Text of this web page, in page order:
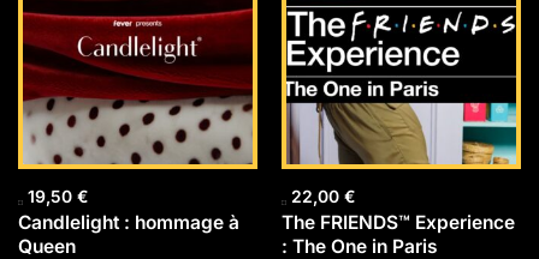
19,50 €
Candlelight : hommage à
Queen
22,00 €
The FRIENDS™ Experience
: The One in Paris